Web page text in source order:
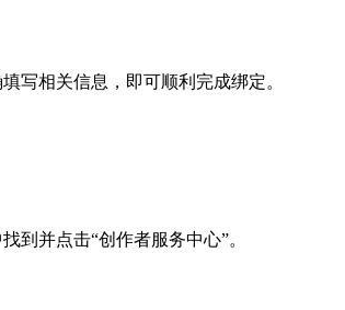
写相关信息，即可顺利完成绑定。
到并点击“创作者服务中心”。